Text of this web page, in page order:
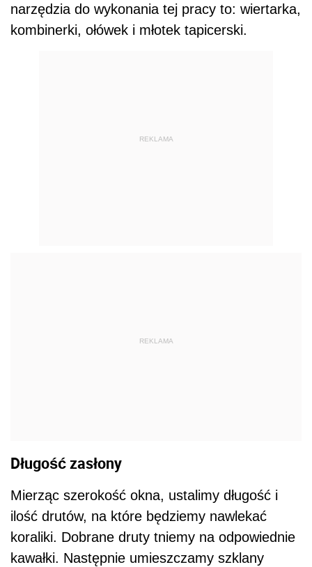
narzędzia do wykonania tej pracy to: wiertarka,
kombinerki, ołówek i młotek tapicerski.
REKLAMA
REKLAMA
Długość zasłony
Mierząc szerokość okna, ustalimy długość i
ilość drutów, na które będziemy nawlekać
koraliki. Dobrane druty tniemy na odpowiednie
kawałki. Następnie umieszczamy szklany